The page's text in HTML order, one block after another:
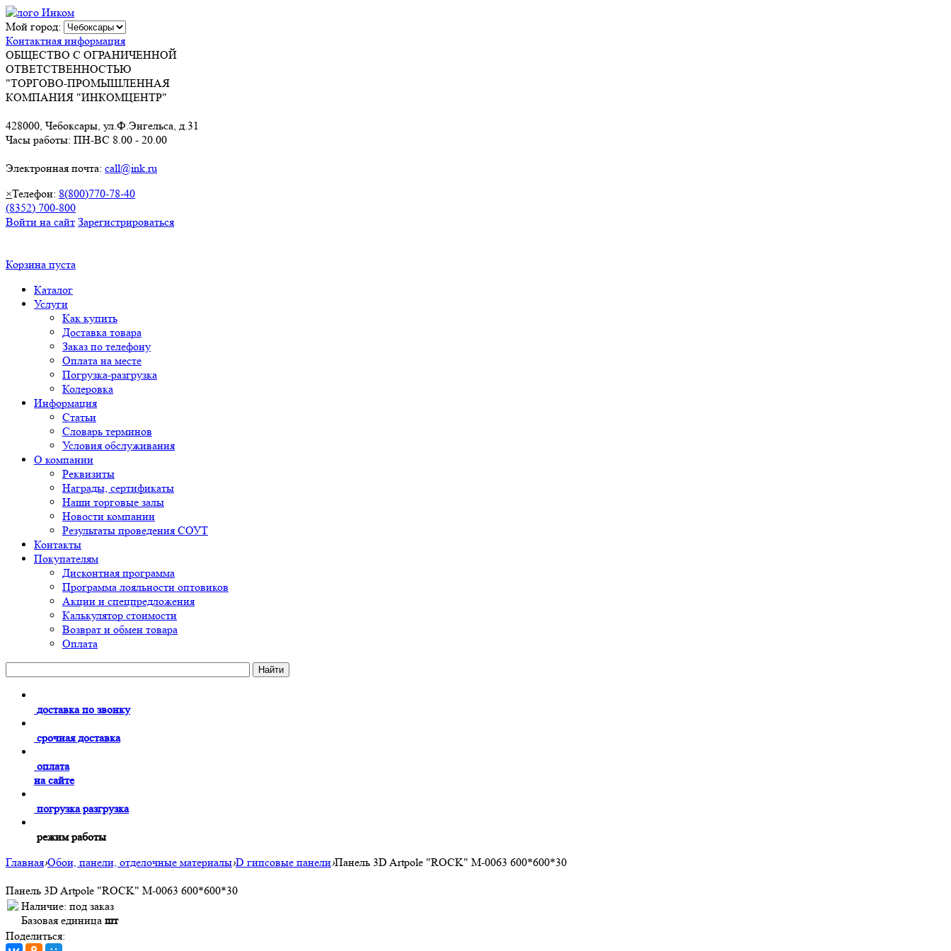
Мой город:
Контактная информация
ОБЩЕСТВО С ОГРАНИЧЕННОЙ
ОТВЕТСТВЕННОСТЬЮ
"ТОРГОВО-ПРОМЫШЛЕННАЯ
КОМПАНИЯ "ИНКОМЦЕНТР"
428000, Чебоксары, ул.Ф.Энгельса, д.31
Часы работы: ПН-ВС 8.00 - 20.00
Электронная почта: call@ink.ru
×Телефон: 8(800)770-78-40
(8352) 700-800
Войти на сайт Зарегистрироваться
Корзина пуста
Каталог
Услуги
Как купить
Доставка товара
Заказ по телефону
Оплата на месте
Погрузка-разгрузка
Колеровка
Информация
Статьи
Словарь терминов
Условия обслуживания
О компании
Реквизиты
Награды, сертификаты
Наши торговые залы
Новости компании
Результаты проведения СОУТ
Контакты
Покупателям
Дисконтная программа
Программа лояльности оптовиков
Акции и спецпредложения
Калькулятор стоимости
Возврат и обмен товара
Оплата
доставка по звонку
срочная доставка
оплата
на сайте
погрузка разгрузка
режим работы
Главная›Обои, панели, отделочные материалы›D гипсовые панели›Панель 3D Artpole "ROCK" М-0063 600*600*30
Панель 3D Artpole "ROCK" М-0063 600*600*30
Наличие: под заказ
Базовая единица шт
Поделиться: